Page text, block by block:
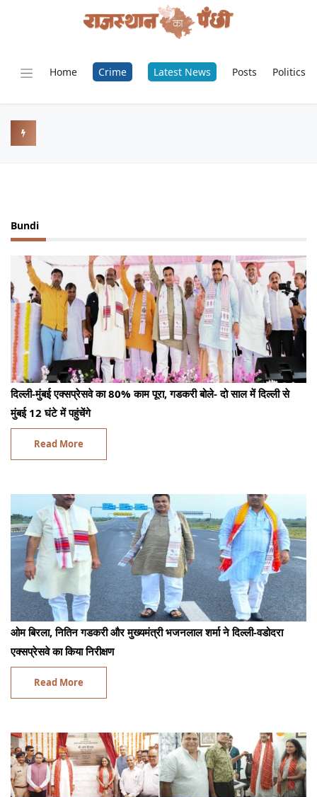
Home Crime Latest News Posts Politics
Bundi
दिल्ली-मुंबई एक्सप्रेसवे का 80% काम पूरा, गडकरी बोले- दो साल में दिल्ली से
मुंबई 12 घंटे में पहुंचेंगे
Read More
ओम बिरला, नितिन गडकरी और मुख्यमंत्री भजनलाल शर्मा ने दिल्ली-वडोदरा
एक्सप्रेसवे का किया निरीक्षण
Read More